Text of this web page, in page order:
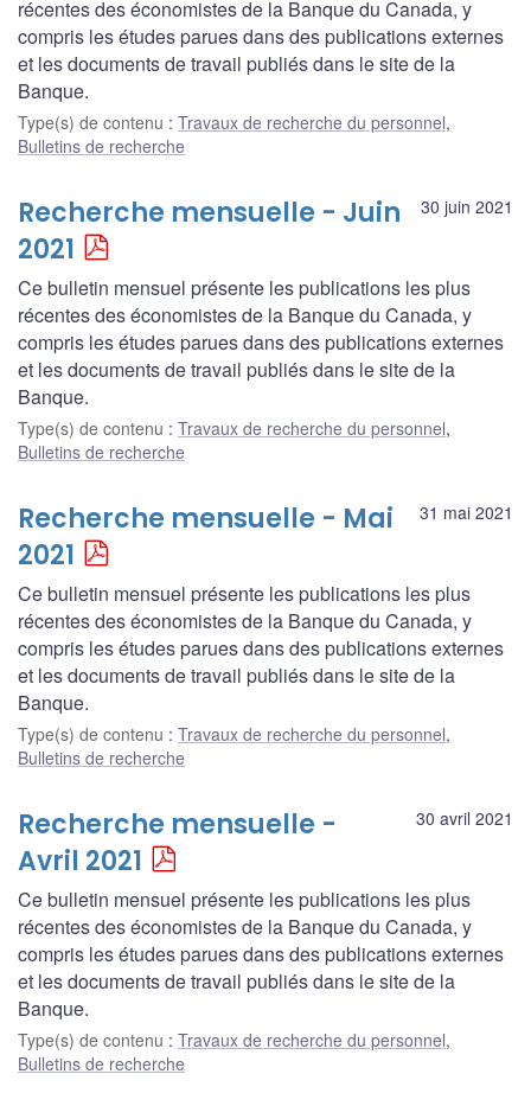
récentes des économistes de la Banque du Canada, y
compris les études parues dans des publications externes
et les documents de travail publiés dans le site de la
Banque.
Type(s) de contenu : Travaux de recherche du personnel,
Bulletins de recherche
30 juin 2021
Recherche mensuelle - Juin
2021
Ce bulletin mensuel présente les publications les plus
récentes des économistes de la Banque du Canada, y
compris les études parues dans des publications externes
et les documents de travail publiés dans le site de la
Banque.
Type(s) de contenu : Travaux de recherche du personnel,
Bulletins de recherche
31 mai 2021
Recherche mensuelle - Mai
2021
Ce bulletin mensuel présente les publications les plus
récentes des économistes de la Banque du Canada, y
compris les études parues dans des publications externes
et les documents de travail publiés dans le site de la
Banque.
Type(s) de contenu : Travaux de recherche du personnel,
Bulletins de recherche
30 avril 2021
Recherche mensuelle -
Avril 2021
Ce bulletin mensuel présente les publications les plus
récentes des économistes de la Banque du Canada, y
compris les études parues dans des publications externes
et les documents de travail publiés dans le site de la
Banque.
Type(s) de contenu : Travaux de recherche du personnel,
Bulletins de recherche